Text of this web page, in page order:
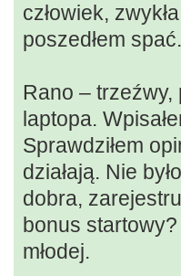
człowiek,
poszedłem spać.
Rano –
laptopa.
Sprawdziłem
działają. Nie
dobra,
bonus
młodej.